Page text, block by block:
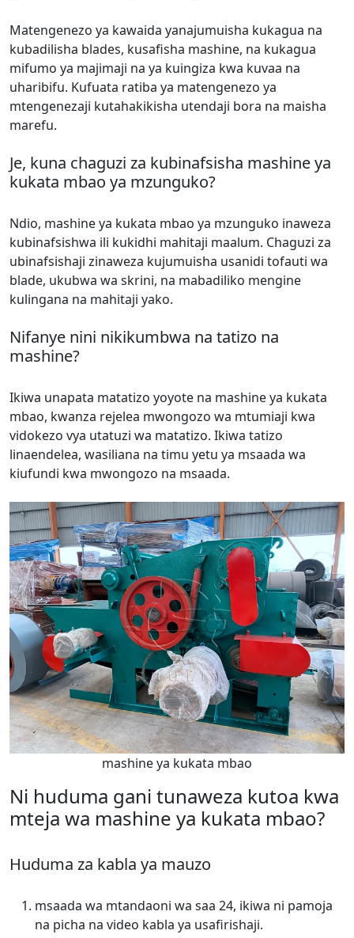
Matengenezo ya kawaida yanajumuisha kukagua na
kubadilisha blades, kusafisha mashine, na kukagua
mifumo ya majimaji na ya kuingiza kwa kuvaa na
uharibifu. Kufuata ratiba ya matengenezo ya
mtengenezaji kutahakikisha utendaji bora na maisha
marefu.
Je, kuna chaguzi za kubinafsisha mashine ya
kukata mbao ya mzunguko?
Ndio, mashine ya kukata mbao ya mzunguko inaweza
kubinafsishwa ili kukidhi mahitaji maalum. Chaguzi za
ubinafsishaji zinaweza kujumuisha usanidi tofauti wa
blade, ukubwa wa skrini, na mabadiliko mengine
kulingana na mahitaji yako.
Nifanye nini nikikumbwa na tatizo na
mashine?
Ikiwa unapata matatizo yoyote na mashine ya kukata
mbao, kwanza rejelea mwongozo wa mtumiaji kwa
vidokezo vya utatuzi wa matatizo. Ikiwa tatizo
linaendelea, wasiliana na timu yetu ya msaada wa
kiufundi kwa mwongozo na msaada.
mashine ya kukata mbao
Ni huduma gani tunaweza kutoa kwa
mteja wa mashine ya kukata mbao?
Huduma za kabla ya mauzo
msaada wa mtandaoni wa saa 24, ikiwa ni pamoja
na picha na video kabla ya usafirishaji.